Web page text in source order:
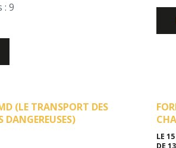
: 9
(LE TRANSPORT DES
DANGEREUSES)
LE
DE